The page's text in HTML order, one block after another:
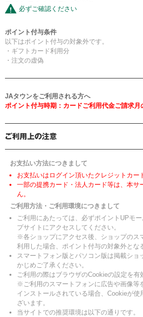
必ずご確認ください
ポイント付与条件
以下はポイント付与の対象外です。
・ギフトカード利用分
・注文の虚偽
JAタウンをご利用される方へ
ポイント付与時期：カードご利用代金ご請求月
お支払い方法につきまして
お支払いはログイン頂いたクレジットカー
一部の提携カード・法人カード等は、本サ
ん。
ご利用方法・ご利用環境につきまして
ご利用にあたっては、必ずポイントUPモ
プサイトにアクセスしてください。
※各ショップにアクセス後、ショップのス
利用した場合、ポイント付与の対象外とな
スマートフォン版とパソコン版は掲載ショ
かじめご了承ください。
ご利用の際はブラウザのCookieの設定を有
※ご利用のスマートフォンに広告や画像等
インストールされている場合、Cookieが
ざいます。
当サイトでの推奨環境は以下の通りです。